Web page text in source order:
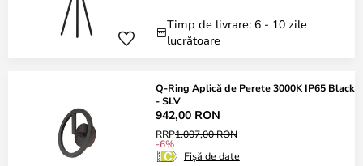
Timp de livrare: 6 - 10 zile
lucrătoare
Q-Ring Aplică de Perete 3000K IP65 Black
- SLV
942,00 RON
RRP1.007,00 RON
-6%
Fișă de date